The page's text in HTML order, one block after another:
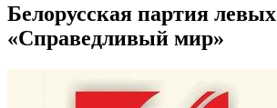
Белорусская партия левых
«Справедливый мир»